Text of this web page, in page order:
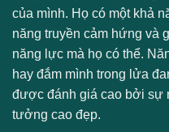
của mình. Họ có một khả
năng truyền cảm hứng và
năng lực mà họ có thể.
hay đắm mình trong lửa
được đánh giá cao bởi sự
tưởng cao đẹp.